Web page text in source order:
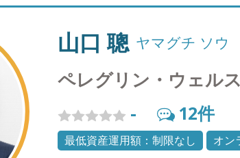
山口 聰 ヤマグチ ソウ
ペレグリン・ウェル
- 12件
最低資産運用額：制限なし オン